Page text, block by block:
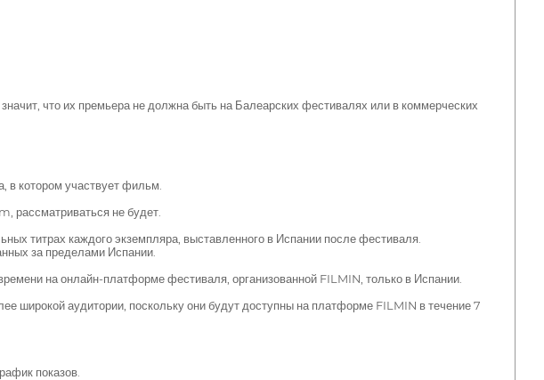
что их премьера не должна быть на Балеарских фестивалях или в коммерческих
в котором участвует фильм.
рассматриваться не будет.
титрах каждого экземпляра, выставленного в Испании после фестиваля.
за пределами Испании.
на онлайн-платформе фестиваля, организованной FILMIN, только в Испании.
широкой аудитории, поскольку они будут доступны на платформе FILMIN в течение 7
показов.